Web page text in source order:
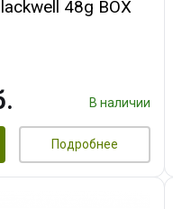
48g BOX
В наличии
Подробнее